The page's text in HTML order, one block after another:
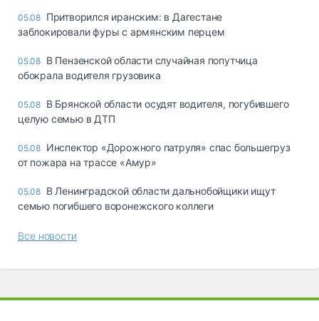
05.08 Притворился иранским: в Дагестане
заблокировали фуры с армянским перцем
05.08 В Пензенской области случайная попутчица
обокрала водителя грузовика
05.08 В Брянской области осудят водителя, погубившего
целую семью в ДТП
05.08 Инспектор «Дорожного патруля» спас большегруз
от пожара на трассе «Амур»
05.08 В Ленинградской области дальнобойщики ищут
семью погибшего воронежского коллеги
Все новости